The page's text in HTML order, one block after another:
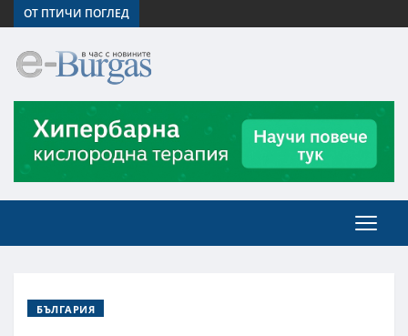
ОТ ПТИЧИ ПОГЛЕД
БЪЛГАРИЯ